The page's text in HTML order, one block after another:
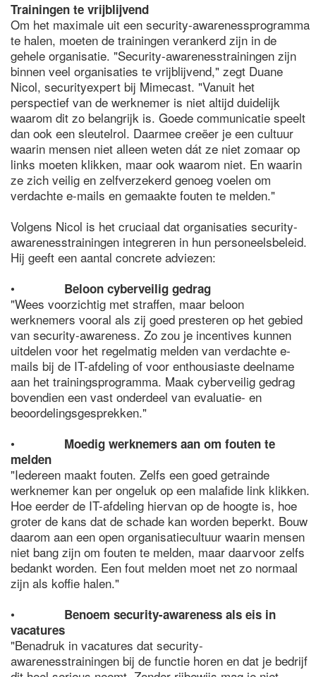
Trainingen te vrijblijvend
Om het maximale uit een security-awarenessprogramma
te halen, moeten de trainingen verankerd zijn in de
gehele organisatie. "Security-awarenesstrainingen zijn
binnen veel organisaties te vrijblijvend," zegt Duane
Nicol, securityexpert bij Mimecast. "Vanuit het
perspectief van de werknemer is niet altijd duidelijk
waarom dit zo belangrijk is. Goede communicatie speelt
dan ook een sleutelrol. Daarmee creëer je een cultuur
waarin mensen niet alleen weten dát ze niet zomaar op
links moeten klikken, maar ook waarom niet. En waarin
ze zich veilig en zelfverzekerd genoeg voelen om
verdachte e-mails en gemaakte fouten te melden."
Volgens Nicol is het cruciaal dat organisaties security-
awarenesstrainingen integreren in hun personeelsbeleid.
Hij geeft een aantal concrete adviezen:
• Beloon cyberveilig gedrag
"Wees voorzichtig met straffen, maar beloon
werknemers vooral als zij goed presteren op het gebied
van security-awareness. Zo zou je incentives kunnen
uitdelen voor het regelmatig melden van verdachte e-
mails bij de IT-afdeling of voor enthousiaste deelname
aan het trainingsprogramma. Maak cyberveilig gedrag
bovendien een vast onderdeel van evaluatie- en
beoordelingsgesprekken."
• Moedig werknemers aan om fouten te
melden
"Iedereen maakt fouten. Zelfs een goed getrainde
werknemer kan per ongeluk op een malafide link klikken.
Hoe eerder de IT-afdeling hiervan op de hoogte is, hoe
groter de kans dat de schade kan worden beperkt. Bouw
daarom aan een open organisatiecultuur waarin mensen
niet bang zijn om fouten te melden, maar daarvoor zelfs
bedankt worden. Een fout melden moet net zo normaal
zijn als koffie halen."
• Benoem security-awareness als eis in
vacatures
"Benadruk in vacatures dat security-
awarenesstrainingen bij de functie horen en dat je bedrijf